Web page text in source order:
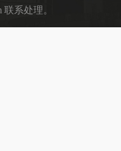
联系处理。